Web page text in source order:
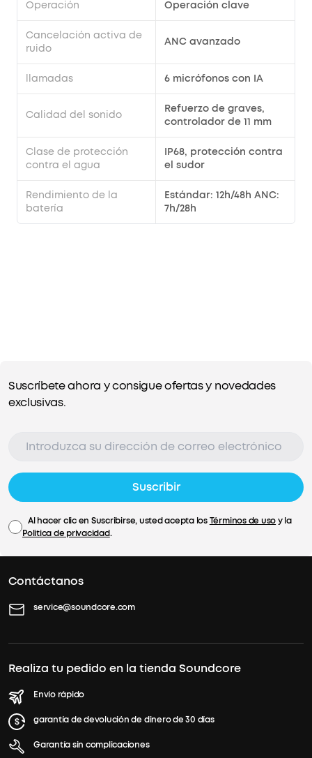
Operación Operación clave
Cancelación activa de
ruido
ANC avanzado
llamadas 6 micrófonos con IA
Calidad del sonido
Refuerzo de graves,
controlador de 11 mm
Clase de protección
contra el agua
IP68, protección contra
el sudor
Rendimiento de la
batería
Estándar: 12h/48h ANC:
7h/28h
Suscríbete ahora y consigue ofertas y novedades
exclusivas.
Suscribir
Al hacer clic en Suscribirse, usted acepta losTérminos de usoy la
Política de privacidad.
Contáctanos
service@soundcore.com
Realiza tu pedido en la tienda Soundcore
Envío rápido
garantía de devolución de dinero de 30 días
Garantía sin complicaciones